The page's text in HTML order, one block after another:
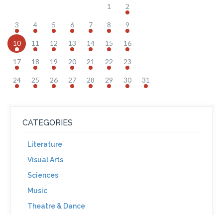
1 2
3 4 5 6 7 8 9
10 11 12 13 14 15 16
17 18 19 20 21 22 23
24 25 26 27 28 29 30 31
CATEGORIES
Literature
Visual Arts
Sciences
Music
Theatre & Dance